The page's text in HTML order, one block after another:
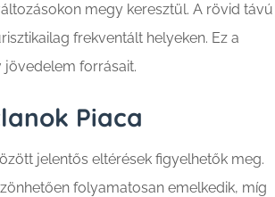
megy keresztül. A rövid távú
frekventált helyeken. Ez a
jövedelem forrásait.
Piaca
jelentős eltérések figyelhetők meg.
folyamatosan emelkedik, míg